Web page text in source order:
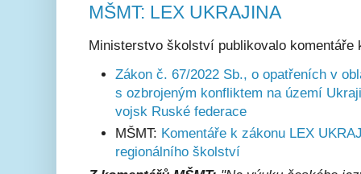
MŠMT: LEX UKRAJINA
Ministerstvo školství publikovalo komentáře
Zákon č. 67/2022 Sb., o opatřeních v
s ozbrojeným konfliktem na území
vojsk Ruské federace
MŠMT: Komentáře k zákonu LEX
regionálního školství